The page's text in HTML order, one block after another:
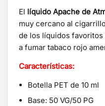
El líquido Apache de
muy cercano al
de los líquidos
a fumar tabaco rojo
Características:
Botella PET de 10 ml
Base: 50 VG/50 PG